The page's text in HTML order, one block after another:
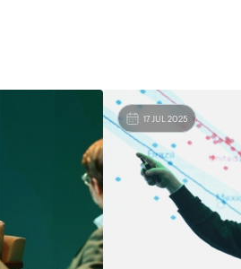
17 JUL 2025